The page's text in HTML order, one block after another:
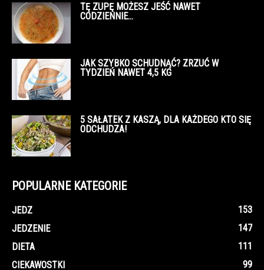
TĘ ZUPĘ MOŻESZ JEŚĆ NAWET
CODZIENNIE…
JAK SZYBKO SCHUDNĄĆ? ZRZUĆ W
TYDZIEŃ NAWET 4,5 KG
5 SAŁATEK Z KASZĄ, DLA KAŻDEGO KTO SIĘ
ODCHUDZA!
POPULARNE KATEGORIE
JEDZ
153
JEDZENIE
147
DIETA
111
CIEKAWOSTKI
99